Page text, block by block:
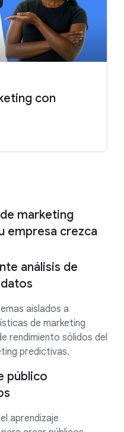
con
marketing
empresa crezca
análisis de
aislados a
de marketing
rendimiento sólidos del
predictivas.
público
aprendizaje